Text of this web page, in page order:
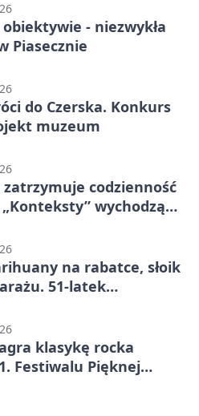
obiektywie - niezwykła
Piasecznie
do Czerska. Konkurs
muzeum
zatrzymuje codzienność
wychodzą
na rabatce, słoik
51-latek
klasykę rocka
Festiwalu Pięknej